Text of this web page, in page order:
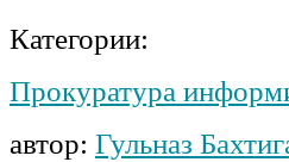
Категории:
Прокуратура
автор: Гульназ